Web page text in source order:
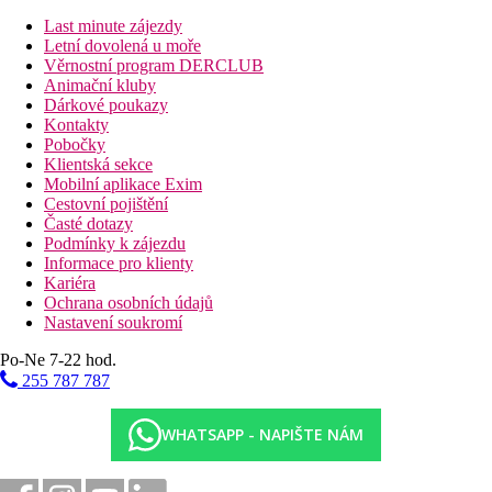
Pobyt v hotelu je možný bez stravy nebo se snídaní
Vzdálenosti
9 km
Vzdálenost od nejbližšího letiště
100 m
Restaurace
Fotogalerie
Last minute zájezdy
Letní dovolená u moře
Věrnostní program DERCLUB
Animační kluby
Dárkové poukazy
Kontakty
Pobočky
Klientská sekce
Mobilní aplikace Exim
Cestovní pojištění
Časté dotazy
Podmínky k zájezdu
Informace pro klienty
Kariéra
Ochrana osobních údajů
Nastavení soukromí
Po-Ne 7-22 hod.
255 787 787
WHATSAPP - NAPIŠTE NÁM